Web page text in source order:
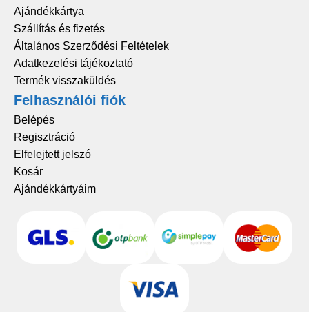
Ajándékkártya
Szállítás és fizetés
Általános Szerződési Feltételek
Adatkezelési tájékoztató
Termék visszaküldés
Felhasználói fiók
Belépés
Regisztráció
Elfelejtett jelszó
Kosár
Ajándékkártyáim